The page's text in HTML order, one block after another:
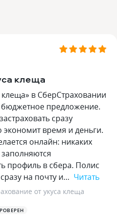
клеща
в СберСтраховании
предложение.
сразу
экономит время и деньги.
онлайн: никаких
профиль в сбера. Полис
на почту и… Читать
от укуса клеща